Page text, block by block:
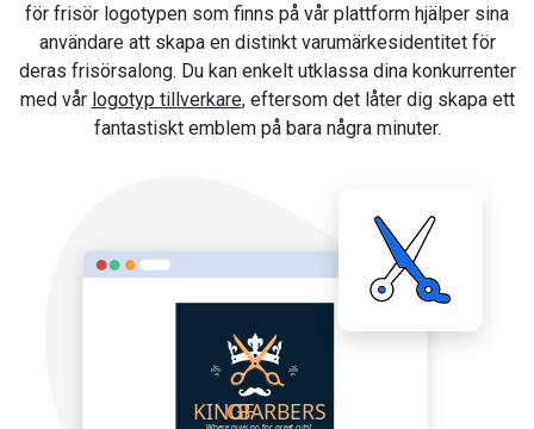
för frisör logotypen som finns på vår plattform hjälper sina
användare att skapa en distinkt varumärkesidentitet för
deras frisörsalong. Du kan enkelt utklassa dina konkurrenter
med vår logotyp tillverkare, eftersom det låter dig skapa ett
fantastiskt emblem på bara några minuter.